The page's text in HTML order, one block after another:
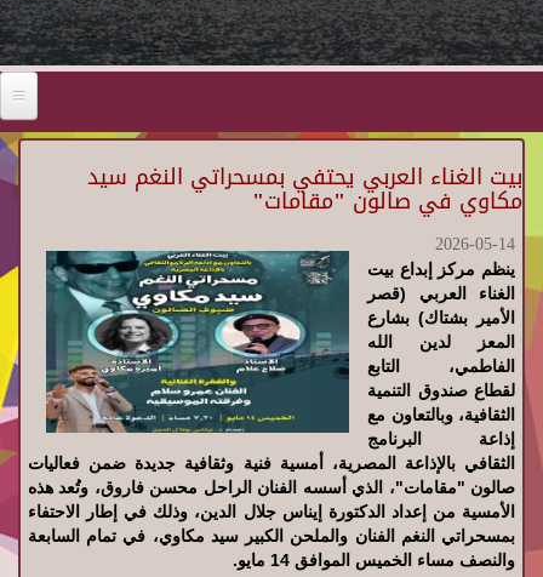
بيت الغناء العربي يحتفي بمسحراتي النغم سيد
مكاوي في صالون "مقامات"
2026-05-14
ينظم مركز إبداع بيت
الغناء العربي (قصر
الأمير بشتاك) بشارع
المعز لدين الله
الفاطمي، التابع
لقطاع صندوق التنمية
الثقافية، وبالتعاون مع
إذاعة البرنامج
الثقافي بالإذاعة المصرية، أمسية فنية وثقافية جديدة ضمن فعاليات
صالون "مقامات"، الذي أسسه الفنان الراحل محسن فاروق، وتُعد هذه
الأمسية من إعداد الدكتورة إيناس جلال الدين، وذلك في إطار الاحتفاء
بمسحراتي النغم الفنان والملحن الكبير سيد مكاوي، في تمام السابعة
والنصف مساء الخميس الموافق 14 مايو.